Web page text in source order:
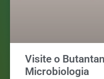
Visite o
Microbiologia